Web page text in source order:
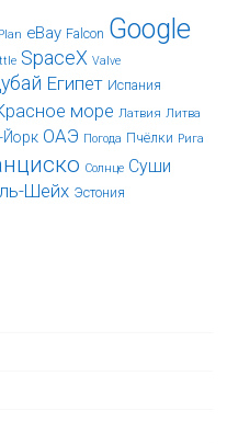
eBay Falcon Google
SpaceX Valve
Египет Испания
море Латвия Литва
ОАЭ Погода Пчёлки Рига
Солнце Суши
Шейх Эстония